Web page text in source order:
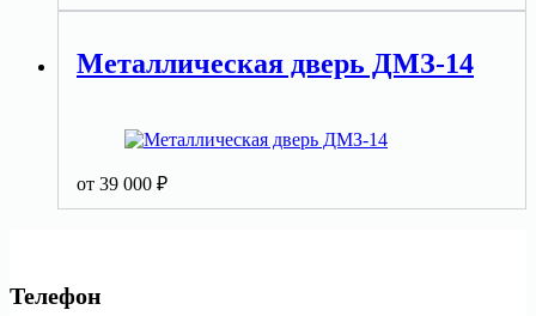
Металлическая дверь ДМЗ-14
от 39 000 ₽
Телефон